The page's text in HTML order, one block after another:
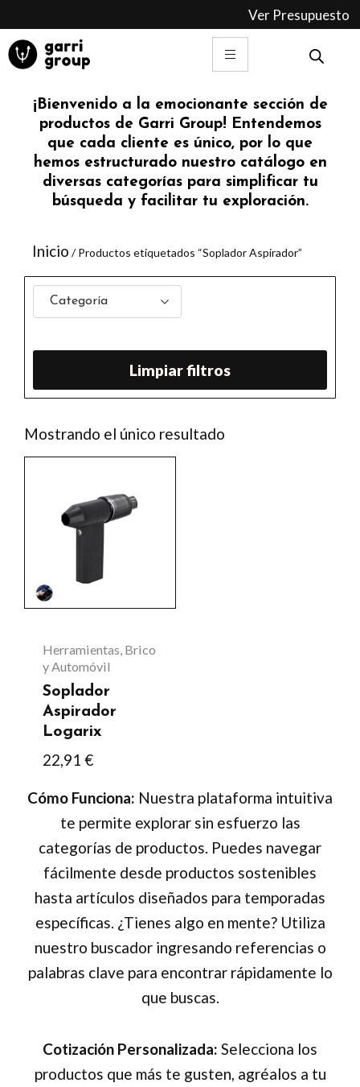
contenido
Ver Presupuesto
¡Bienvenido a la emocionante sección de
productos de Garri Group! Entendemos
que cada cliente es único, por lo que
hemos estructurado nuestro catálogo en
diversas categorías para simplificar tu
búsqueda y facilitar tu exploración.
Inicio / Productos etiquetados “Soplador Aspirador”
Categoría
Limpiar filtros
Mostrando el único resultado
Herramientas, Brico
y Automóvil
Soplador
Aspirador
Logarix
22,91 €
producto
tiene
variantes.
Las
se
pueden
elegir
en
página
de
producto
Cómo Funciona: Nuestra plataforma intuitiva
te permite explorar sin esfuerzo las
categorías de productos. Puedes navegar
fácilmente desde productos sostenibles
hasta artículos diseñados para temporadas
específicas. ¿Tienes algo en mente? Utiliza
nuestro buscador ingresando referencias o
palabras clave para encontrar rápidamente lo
que buscas.
Cotización Personalizada: Selecciona los
productos que más te gusten, agréalos a tu